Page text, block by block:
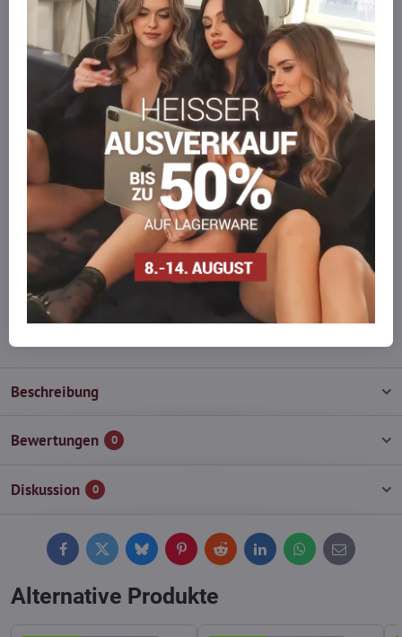
SICHERE ZAHLUNGEN
Gesicherte Online-Zahlungen
Ware auf Lager
Wir versenden sofort
Werden Sie Teil von everlady
Werden Sie Teil von everlady und genießen Sie einen5 %
Mitgliedervorteilbei jedem Einkauf.
Der Vorteil wird automatisch im Warenkorb angewendet.
Möchten Sie mehr bestellen, als wir
auf Lager haben?
Zögern Sie nicht, uns zu kontaktieren, wir füllen die Ware für Sie
wieder auf!
Beschreibung
Bewertungen 0
Diskussion 0
FacebookTwitterBlueskyPinterestReddit LinkedInWhatsApp
E-
mail
Alternative Produkte